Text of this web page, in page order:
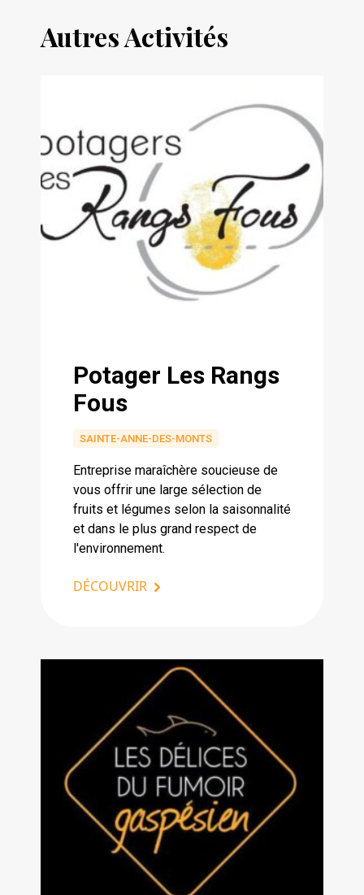
Autres Activités
Potager Les Rangs
Fous
SAINTE-ANNE-DES-MONTS
Entreprise maraîchère soucieuse de
vous offrir une large sélection de
fruits et légumes selon la saisonnalité
et dans le plus grand respect de
l'environnement.
DÉCOUVRIR